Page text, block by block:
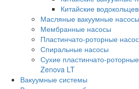
Китайские
Масляные вакуумные насосы
Мембранные насосы
Пластинчато-роторные
Спиральные насосы
Сухие пластинчато-
Zenova LT
Вакуумные системы